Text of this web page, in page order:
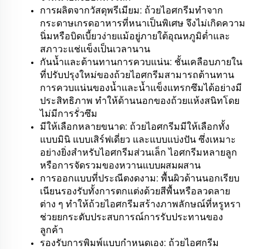
การผลิตจากวัสดุพรีเมียม: ถ้วยไอศกรีมทำจาก
กระดาษเกรดอาหารที่หนาเป็นพิเศษ จึงไม่เกิดความ
นิ่มหรือบิดเบี้ยวง่ายแม้อยู่ภายใต้อุณหภูมิต่ำและ
สภาวะแช่แข็งเป็นเวลานาน
กันน้ำและต้านทานการควบแน่น: ชั้นเคลือบภายใน
ที่ปรับปรุงใหม่ของถ้วยไอศกรีมสามารถต้านทาน
การควบแน่นของน้ำและน้ำแข็งแทรกซึมได้อย่างมี
ประสิทธิภาพ ทำให้ด้านนอกของถ้วยแห้งสนิทโดย
ไม่มีการรั่วซึม
มีให้เลือกหลายขนาด: ถ้วยไอศกรีมมีให้เลือกทั้ง
แบบมินิ แบบเสิร์ฟเดี่ยว และแบบแบ่งปัน ซึ่งเหมาะ
อย่างยิ่งสำหรับไอศกรีมส่วนเล็ก ไอศกรีมหลายลูก
หรือการจัดรวมของหวานแบบผสมผสาน
การออกแบบที่ประณีตงดงาม: พื้นผิวด้านนอกเรียบ
เนียนรองรับทั้งการตกแต่งด้วยสีพื้นหรือลวดลาย
ต่าง ๆ ทำให้ถ้วยไอศกรีมสร้างภาพลักษณ์ที่หรูหรา
ช่วยยกระดับประสบการณ์การรับประทานของ
ลูกค้า
รองรับการพิมพ์แบบกำหนดเอง: ถ้วยไอศกรีม